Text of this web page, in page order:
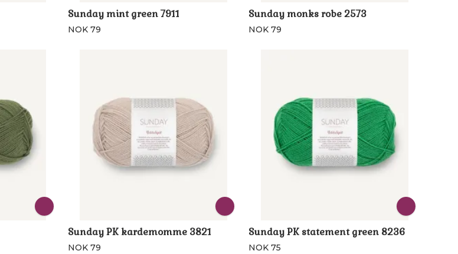
Sunday mint green 7911
NOK 79
Sunday monks robe 2573
NOK 79
Sunday PK kardemomme 3821
NOK 79
Sunday PK statement green 8236
NOK 75